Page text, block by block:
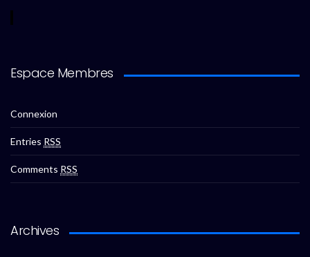
Espace Membres
Connexion
Entries RSS
Comments RSS
Archives